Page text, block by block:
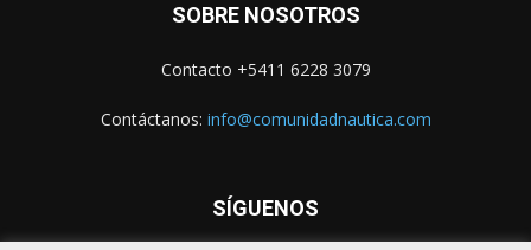
SOBRE NOSOTROS
Contacto +5411 6228 3079
Contáctanos: info@comunidadnautica.com
SÍGUENOS